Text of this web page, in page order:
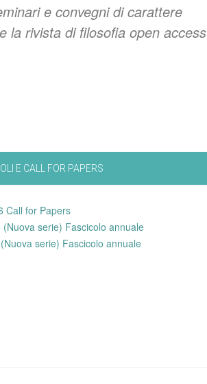
e convegni di carattere
la rivista di filosofia open access
E CALL FOR PAPERS
Call for Papers
serie) Fascicolo annuale
serie) Fascicolo annuale